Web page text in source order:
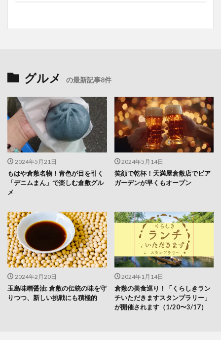
グルメ の最新記事8件
2024年5月21日
もはや倉敷名物！青色が目を引く
「デニムまん」で楽しむ倉敷グル
メ
2024年5月14日
笑顔で乾杯！天満屋倉敷店でビア
ガーデンが早くもオープン
2024年2月20日
玉島味噌醤油: 倉敷の伝統の味を守
りつつ、新しい挑戦にも積極的
2024年1月14日
倉敷の美食巡り！「くらしきラン
チいただきますスタンプラリー」
が開催されます（1/20〜3/17）